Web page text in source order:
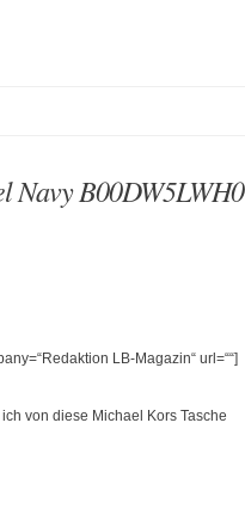
Navy B00DW5LWH0
LB-Magazin“ url=““]
von diese Michael Kors Tasche